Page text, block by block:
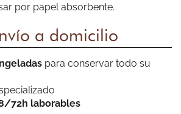
de venta de croquetas. La verdad
varios pedidos y he probado muchas
muy profesional y el envío
de jamón y queso azul mis
por papel absorbente.
a domicilio
para conservar todo su
72h laborables